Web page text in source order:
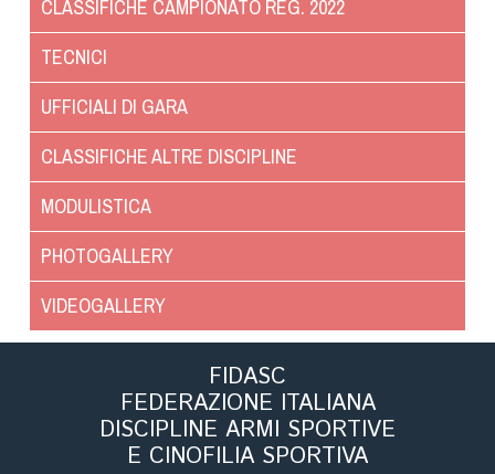
CLASSIFICHE CAMPIONATO REG. 2022
TECNICI
UFFICIALI DI GARA
CLASSIFICHE ALTRE DISCIPLINE
MODULISTICA
PHOTOGALLERY
VIDEOGALLERY
FIDASC
FEDERAZIONE ITALIANA
DISCIPLINE ARMI SPORTIVE
E CINOFILIA SPORTIVA
Rally Obedience
Ricerca Tartufo
Sport acquatici
Treibball
Protezione civile Sportiva
Cinofilia Venatoria
Sleddog